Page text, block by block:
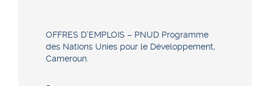
OFFRES D’EMPLOIS – PNUD Programme
des Nations Unies pour le Développement,
Cameroun.